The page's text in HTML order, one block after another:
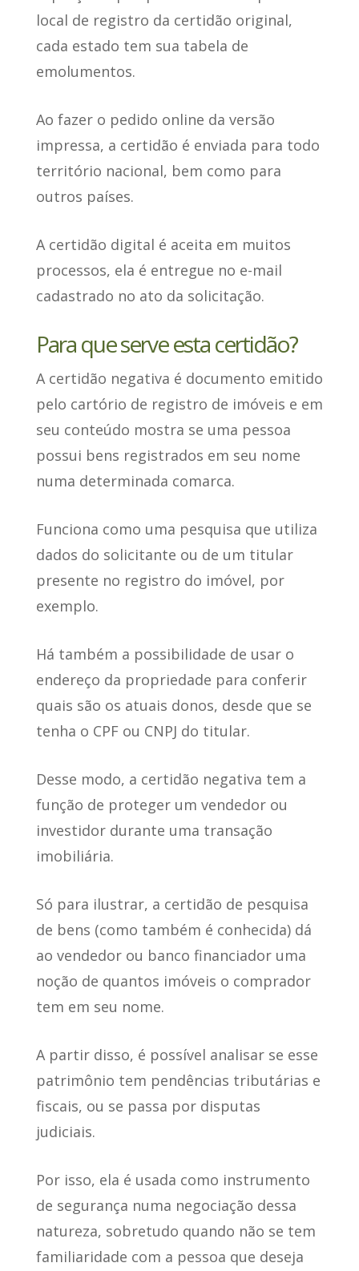
local de registro da certidão original,
cada estado tem sua tabela de
emolumentos.
Ao fazer o pedido online da versão
impressa, a certidão é enviada para todo
território nacional, bem como para
outros países.
A certidão digital é aceita em muitos
processos, ela é entregue no e-mail
cadastrado no ato da solicitação.
Para que serve esta certidão?
A certidão negativa é documento emitido
pelo cartório de registro de imóveis e em
seu conteúdo mostra se uma pessoa
possui bens registrados em seu nome
numa determinada comarca.
Funciona como uma pesquisa que utiliza
dados do solicitante ou de um titular
presente no registro do imóvel, por
exemplo.
Há também a possibilidade de usar o
endereço da propriedade para conferir
quais são os atuais donos, desde que se
tenha o CPF ou CNPJ do titular.
Desse modo, a certidão negativa tem a
função de proteger um vendedor ou
investidordurante uma transação
imobiliária.
Só para ilustrar, a certidão de pesquisa
de bens (como também é conhecida) dá
ao vendedor ou banco financiador uma
noção de quantos imóveis o comprador
tem em seu nome.
A partir disso, é possível analisar se esse
patrimônio tem pendências tributárias e
fiscais, ou se passa por disputas
judiciais.
Por isso, ela é usada como instrumento
de segurança numa negociação dessa
natureza, sobretudo quando não se tem
familiaridade com a pessoa que deseja